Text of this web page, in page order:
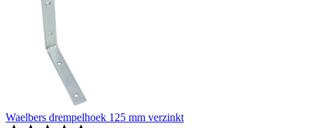
Waelbers drempelhoek 125 mm verzinkt